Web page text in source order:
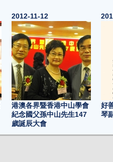
2012-11-12
港澳各界暨香港中山學會
紀念國父孫中山先生147
歲誕辰大會
好
琴
2012-11-03